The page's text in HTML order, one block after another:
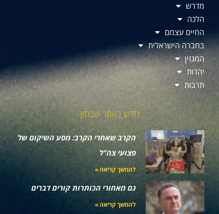
מדרש
הלכה
החיים עצמם
בחברה הישראלית
המגזין
יהדות
תרבות
חדש באתר שבתון
הקרב שאחרי הקרב: מסע השיקום של
פצועי צה"ל
להמשך קריאה »
גם מאחורי הכותרות קורים דברים
להמשך קריאה »